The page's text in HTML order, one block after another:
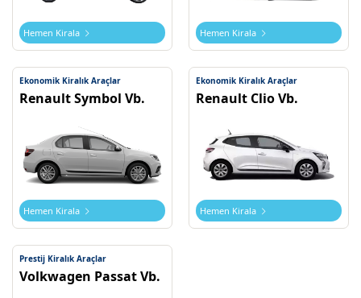
Hemen Kirala Hemen Kirala
Ekonomik Kiralık Araçlar
Renault Symbol Vb.
Hemen Kirala
Ekonomik Kiralık Araçlar
Renault Clio Vb.
Hemen Kirala
Prestij Kiralık Araçlar
Volkwagen Passat Vb.